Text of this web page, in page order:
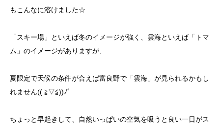
もこんなに溶けました☆
「スキー場」といえば冬のイメージが強く、雲海といえば「トマ
ム」のイメージがありますが、
夏限定で天候の条件が合えば富良野で「雲海」が見られるかもし
れません(( ≧▽≦))ﾉﾞ
ちょっと早起きして、自然いっぱいの空気を吸うと良い一日がス